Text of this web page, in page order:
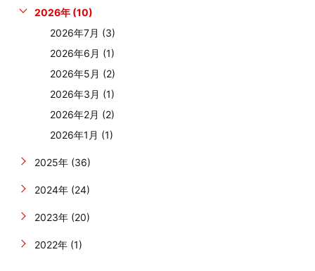
2026年 (10)
2026年7月 (3)
2026年6月 (1)
2026年5月 (2)
2026年3月 (1)
2026年2月 (2)
2026年1月 (1)
2025年 (36)
2024年 (24)
2023年 (20)
2022年 (1)